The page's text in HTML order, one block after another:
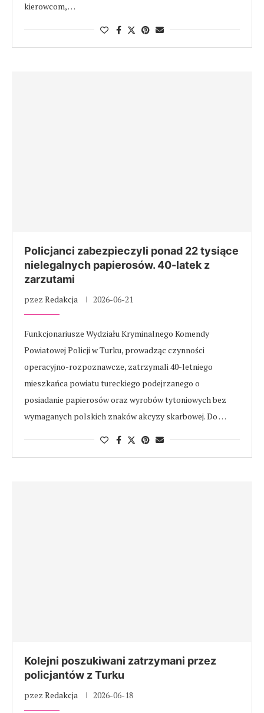
kierowcom, …
Policjanci zabezpieczyli ponad 22 tysiące
nielegalnych papierosów. 40-latek z
zarzutami
pzez Redakcja 2026-06-21
Funkcjonariusze Wydziału Kryminalnego Komendy
Powiatowej Policji w Turku, prowadząc czynności
operacyjno-rozpoznawcze, zatrzymali 40-letniego
mieszkańca powiatu tureckiego podejrzanego o
posiadanie papierosów oraz wyrobów tytoniowych bez
wymaganych polskich znaków akcyzy skarbowej. Do …
Kolejni poszukiwani zatrzymani przez
policjantów z Turku
pzez Redakcja 2026-06-18